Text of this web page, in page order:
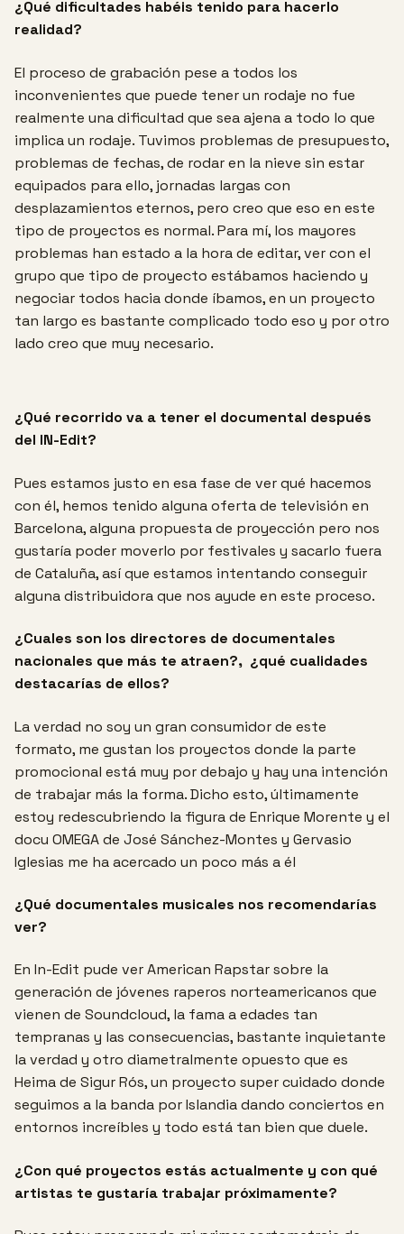
¿Qué dificultades habéis tenido para hacerlo
realidad?
El proceso de grabación pese a todos los
inconvenientes que puede tener un rodaje no fue
realmente una dificultad que sea ajena a todo lo que
implica un rodaje. Tuvimos problemas de presupuesto,
problemas de fechas, de rodar en la nieve sin estar
equipados para ello, jornadas largas con
desplazamientos eternos, pero creo que eso en este
tipo de proyectos es normal. Para mí, los mayores
problemas han estado a la hora de editar, ver con el
grupo que tipo de proyecto estábamos haciendo y
negociar todos hacia donde íbamos, en un proyecto
tan largo es bastante complicado todo eso y por otro
lado creo que muy necesario.
¿Qué recorrido va a tener el documental después
del IN-Edit?
Pues estamos justo en esa fase de ver qué hacemos
con él, hemos tenido alguna oferta de televisión en
Barcelona, alguna propuesta de proyección pero nos
gustaría poder moverlo por festivales y sacarlo fuera
de Cataluña, así que estamos intentando conseguir
alguna distribuidora que nos ayude en este proceso.
¿Cuales son los directores de documentales
nacionales que más te atraen?, ¿qué cualidades
destacarías de ellos?
La verdad no soy un gran consumidor de este
formato, me gustan los proyectos donde la parte
promocional está muy por debajo y hay una intención
de trabajar más la forma. Dicho esto, últimamente
estoy redescubriendo la figura de Enrique Morente y el
docu OMEGA de José Sánchez-Montes y Gervasio
Iglesias me ha acercado un poco más a él
¿Qué documentales musicales nos recomendarías
ver?
En In-Edit pude ver American Rapstar sobre la
generación de jóvenes raperos norteamericanos que
vienen de Soundcloud, la fama a edades tan
tempranas y las consecuencias, bastante inquietante
la verdad y otro diametralmente opuesto que es
Heima de Sigur Rós, un proyecto super cuidado donde
seguimos a la banda por Islandia dando conciertos en
entornos increíbles y todo está tan bien que duele.
¿Con qué proyectos estás actualmente y con qué
artistas te gustaría trabajar próximamente?